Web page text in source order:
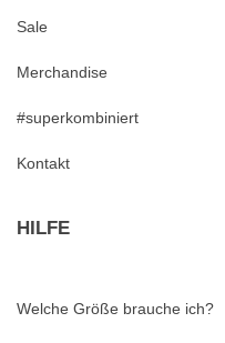
Sale
Merchandise
#superkombiniert
Kontakt
HILFE
Welche Größe brauche ich?